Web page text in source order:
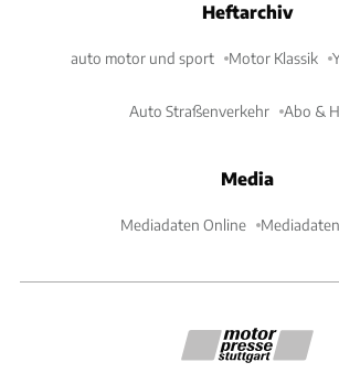
Heftarchiv
auto motor und sport Motor Klassik
Auto Straßenverkehr Abo &
Media
Mediadaten Online